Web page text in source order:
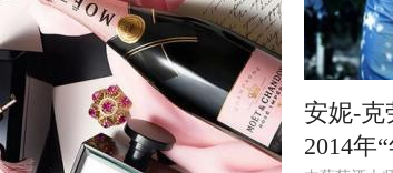
安妮-克
2014年